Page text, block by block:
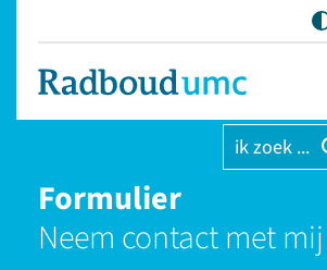
ik zoek ...
Formulier
Neem contact met